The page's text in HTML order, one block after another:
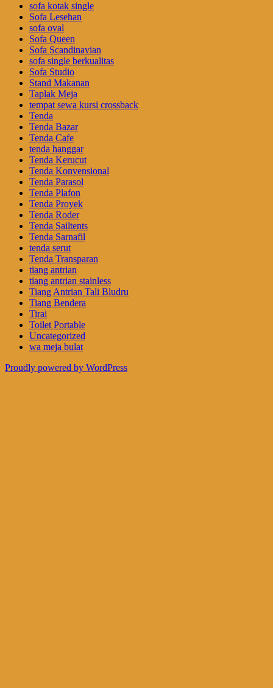
sofa kotak single
Sofa Lesehan
sofa oval
Sofa Queen
Sofa Scandinavian
sofa single berkualitas
Sofa Studio
Stand Makanan
Taplak Meja
tempat sewa kursi crossback
Tenda
Tenda Bazar
Tenda Cafe
tenda hanggar
Tenda Kerucut
Tenda Konvensional
Tenda Parasol
Tenda Plafon
Tenda Proyek
Tenda Roder
Tenda Sailtents
Tenda Sarnafil
tenda serut
Tenda Transparan
tiang antrian
tiang antrian stainless
Tiang Antrian Tali Bludru
Tiang Bendera
Tirai
Toilet Portable
Uncategorized
wa meja bulat
Proudly powered by WordPress